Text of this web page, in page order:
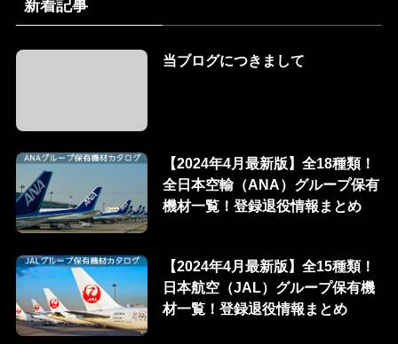
新着記事
当ブログにつきまして
【2024年4月最新版】全18種類！
全日本空輸（ANA）グループ保有
機材一覧！登録退役情報まとめ
【2024年4月最新版】全15種類！
日本航空（JAL）グループ保有機
材一覧！登録退役情報まとめ